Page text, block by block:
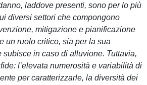
laddove presenti, sono per lo più
diversi settori che compongono
mitigazione e pianificazione
un ruolo critico, sia per la sua
in caso di alluvione. Tuttavia,
l’elevata numerosità e variabilità di
per caratterizzarle, la diversità dei